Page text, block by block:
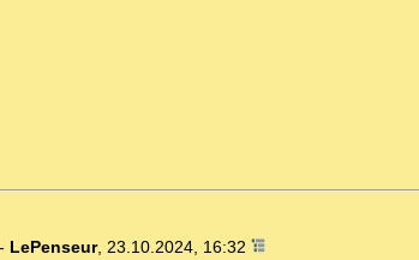
LePenseur, 23.10.2024, 16:32